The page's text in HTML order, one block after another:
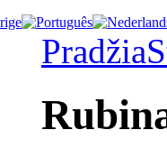
Pradžia